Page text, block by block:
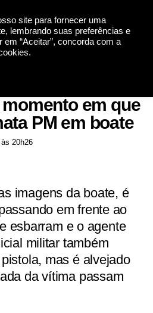
site para fornecer uma
lembrando suas preferências e
“Aceitar”, concorda com a
em que
PM em boate
20h26
imagens da boate, é
em frente ao
esbarram e o agente
militar também
mas é alvejado
da vítima passam